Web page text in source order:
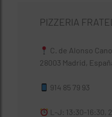
PIZZERIA
C. de Alonso
28003 Madrid,
914 85 79 93
L-J: 13:30-16:30,